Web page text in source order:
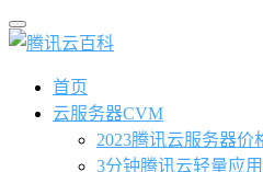
首页
云服务器CVM
2023腾讯云服务器价
3分钟腾讯云轻量应